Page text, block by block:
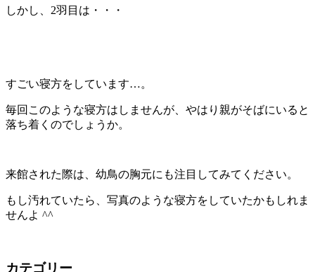
しかし、2羽目は・・・
すごい寝方をしています…。
毎回このような寝方はしませんが、やはり親がそばにいると
落ち着くのでしょうか。
来館された際は、幼鳥の胸元にも注目してみてください。
もし汚れていたら、写真のような寝方をしていたかもしれま
せんよ ^^
カテゴリー